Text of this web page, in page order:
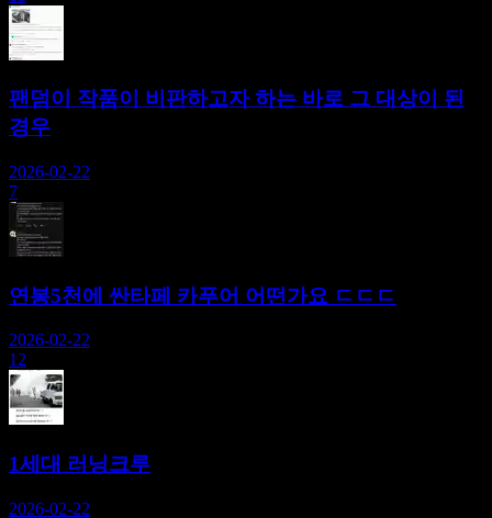
팬덤이 작품이 비판하고자 하는 바로 그 대상이 된
경우
2026-02-22
7
연봉5천에 싼타페 카푸어 어떤가요 ㄷㄷㄷ
2026-02-22
12
1세대 러닝크루
2026-02-22